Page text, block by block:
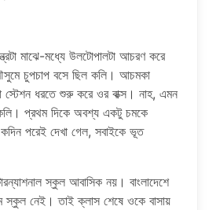
মাঝে-মধ্যে উলটোপালটা আচরণ করে
চুপচাপ বসে ছিল কলি। আচমকা
ধরতে শুরু করে ওর বাক্স। নাহ, এমন
প্রথম দিকে অবশ্য একটু চমকে
পরেই দেখা গেল, সবাইকে ভূত
স্কুল আবাসিক নয়। বাংলাদেশে
স্কুল নেই। তাই ক্লাস শেষে ওকে বাসায়